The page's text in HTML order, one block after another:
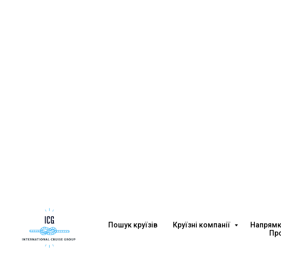
Пошук круїзів Круїзні компанії